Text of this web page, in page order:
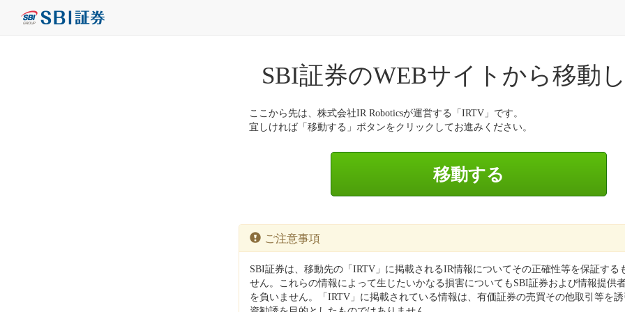
SBI証券のWEBサイトから移動
ここから先は、株式会社IR Roboticsが運営する「IRTV」です。
宜しければ「移動する」ボタンをクリックしてお進みください。
ご注意事項
SBI証券は、移動先の「IRTV」に掲載されるIR情報についてその正確性等を保証する
せん。これらの情報によって生じたいかなる損害についてもSBI証券および情報提供
を負いません。「IRTV」に掲載されている情報は、有価証券の売買その他取引等を